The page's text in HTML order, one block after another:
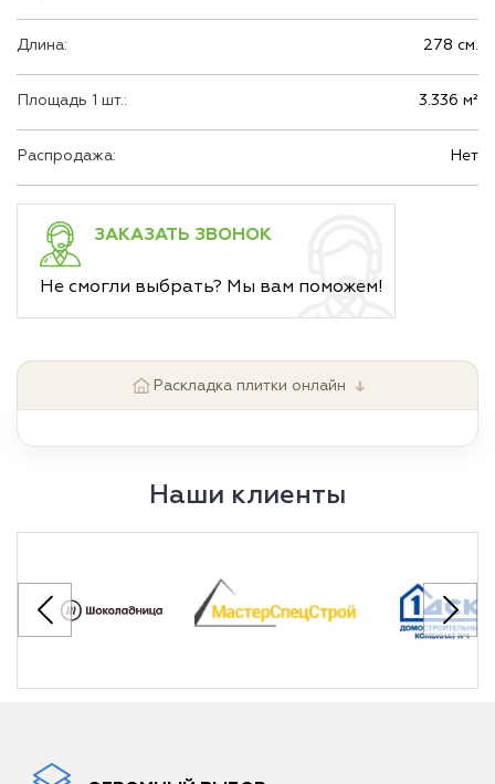
Длина: 278 см.
Площадь 1 шт.: 3.336 м²
Распродажа: Нет
ЗАКАЗАТЬ ЗВОНОК
Не смогли выбрать? Мы вам поможем!
Раскладка плитки онлайн ↓
Наши клиенты